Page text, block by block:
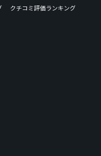
クチコミ評価ランキング